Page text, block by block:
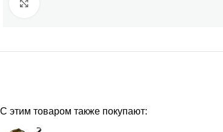
С этим товаром также покупают: